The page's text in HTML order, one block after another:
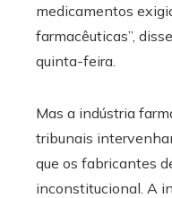
medicamentos
farmacêuticas”,
quinta-feira.
Mas a indústria
tribunais
que os fabricantes
inconstitucional. A